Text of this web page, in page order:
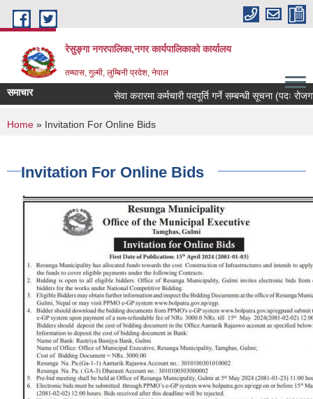
Skip to main content
रेसुङ्गा नगरपालिका,नगर कार्यपालिकाको कार्यालय
तम्घास, गुल्मी, लुम्बिनी प्रदेश, नेपाल
समाचार सेवा करारमा कर्मचारी पदपूर्ति गर्ने सम्बन्धी सूचना (पदः
You are here
Home » Invitation For Online Bids
Invitation For Online Bids